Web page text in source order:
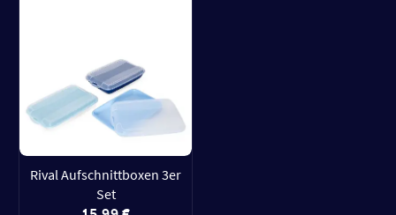
Rival Aufschnittboxen 3er
Set